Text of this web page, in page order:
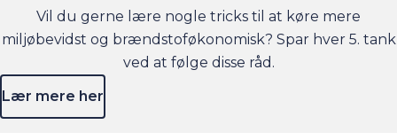
Vil du gerne lære nogle tricks til at køre mere
miljøbevidst og brændstoføkonomisk? Spar hver 5. tank
ved at følge disse råd.
Lær mere her